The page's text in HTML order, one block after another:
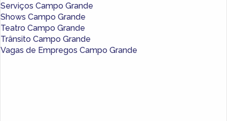
Serviços Campo Grande
Shows Campo Grande
Teatro Campo Grande
Trânsito Campo Grande
Vagas de Empregos Campo Grande